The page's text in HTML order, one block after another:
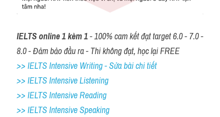
IELTS online 1 kèm 1 - 100% cam kết đạt target 6.0 - 7.0 -
8.0 - Đảm bảo đầu ra - Thi không đạt, học lại FREE
>> IELTS Intensive Writing - Sửa bài chi tiết
>> IELTS Intensive Listening
>> IELTS Intensive Reading
>> IELTS Intensive Speaking